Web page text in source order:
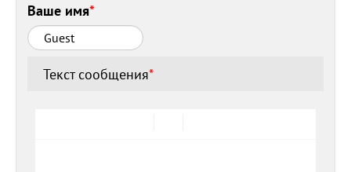
Ваше имя*
Текст сообщения*